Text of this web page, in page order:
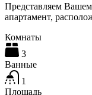
Представляем
апартамент,
Комнаты
3
Ванные
1
Площадь